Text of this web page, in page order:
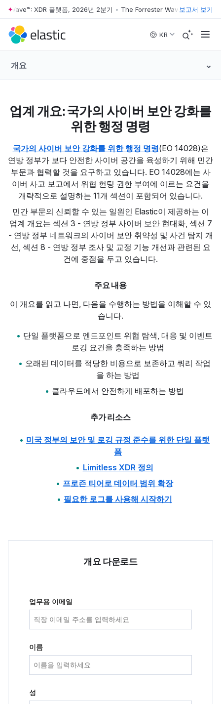
Skip to main content
Wave™: XDR 플랫폼, 2026년 2분기 • The Forrester Wave™: XDR 플랫
보고서 보기
KR
개요
업계 개요: 국가의 사이버 보안 강화를
위한 행정 명령
국가의 사이버 보안 강화를 위한 행정 명령(EO 14028)은
연방 정부가 보다 안전한 사이버 공간을 육성하기 위해 민간
부문과 협력할 것을 요구하고 있습니다. EO 14028에는 사
이버 사고 보고에서 위협 헌팅 권한 부여에 이르는 요건을
개략적으로 설명하는 11개 섹션이 포함되어 있습니다.
민간 부문의 신뢰할 수 있는 일원인 Elastic이 제공하는 이
업계 개요는 섹션 3 - 연방 정부 사이버 보안 현대화, 섹션 7
- 연방 정부 네트워크의 사이버 보안 취약성 및 사건 탐지 개
선, 섹션 8 - 연방 정부 조사 및 교정 기능 개선과 관련된 요
건에 중점을 두고 있습니다.
주요 내용
이 개요를 읽고 나면, 다음을 수행하는 방법을 이해할 수 있
습니다.
단일 플랫폼으로 엔드포인트 위협 탐색, 대응 및 이벤트
로깅 요건을 충족하는 방법
오래된 데이터를 적당한 비용으로 보존하고 쿼리 작업
을 하는 방법
클라우드에서 안전하게 배포하는 방법
추가 리소스
미국 정부의 보안 및 로깅 규정 준수를 위한 단일 플랫
폼
Limitless XDR 정의
프로즌 티어로 데이터 범위 확장
필요한 로그를 사용해 시작하기
개요 다운로드
업무용 이메일
이름
성